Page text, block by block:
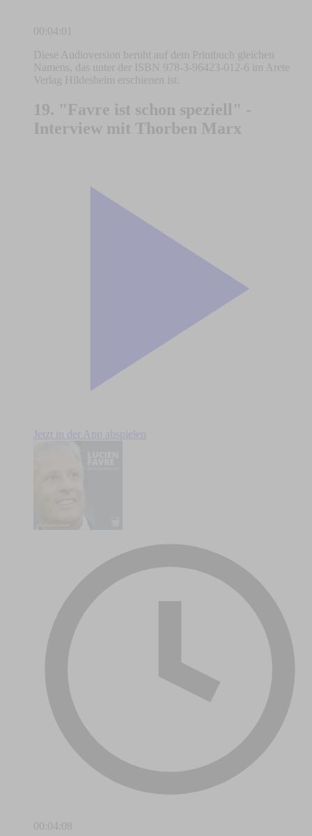
00:04:01
Diese Audioversion beruht auf dem Printbuch gleichen
Namens, das unter der ISBN 978-3-96423-012-6 im Arete
Verlag Hildesheim erschienen ist.
19. "Favre ist schon speziell" -
Interview mit Thorben Marx
Jetzt in der App abspielen
00:04:08